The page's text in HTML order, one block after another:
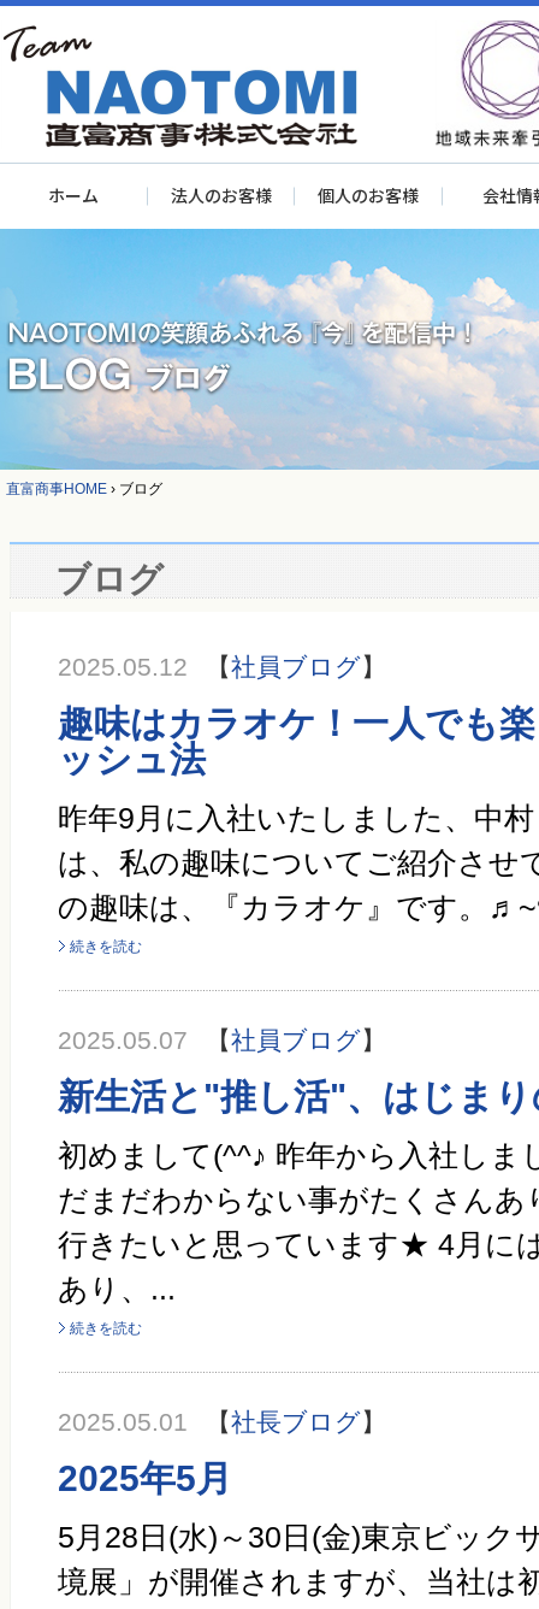
ホーム 法人のお客様 個人のお客様 会社情
直富商事HOME › ブログ
ブログ
2025.05.12 【社員ブログ】
趣味はカラオケ！一人でも
ッシュ法
昨年9月に入社いたしました、中
は、私の趣味についてご紹介させ
続きを読む
2025.05.07 【社員ブログ】
新生活と"推し活"、はじま
初めまして(^^♪ 昨年から入社しま
だまだわからない事がたくさんあ
行きたいと思っています★ 4月に
あり、...
続きを読む
2025.05.01 【社長ブログ】
2025年5月
5月28日(水)～30日(金)東京ビック
境展」が開催されますが、当社は